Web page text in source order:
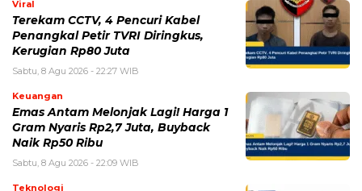
Naik Rp50 Ribu
Sabtu, 8 Agu 2026 - 22:09 WIB
Teknologi
Redmi 17 Resmi Meluncur, Baterai
7.500 mAh dan Bisa Jadi Power
Bank, Harganya Mulai Rp2 Jutaan
Sabtu, 8 Agu 2026 - 21:59 WIB
Politik
Prabowo Ultimatum Gubernur
hingga Kades: Tak Bisa Bangun